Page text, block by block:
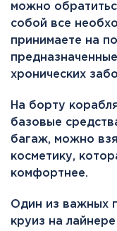
можно
собой все
принимаете на
хронических
На борту
базовые
багаж, можно
косметику,
комфортнее.
Один из важных
круиз на